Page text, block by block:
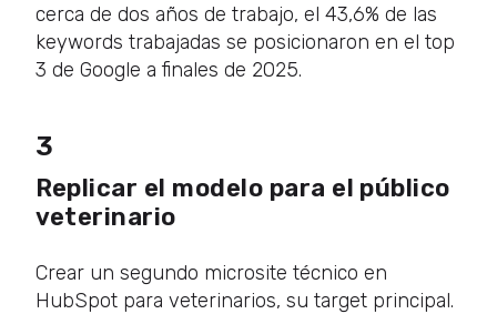
cerca de dos años de trabajo, el 43,6% de las
keywords trabajadas se posicionaron en el top
3 de Google a finales de 2025.
3
Replicar el modelo para el público
veterinario
Crear un segundo microsite técnico en
HubSpot para veterinarios, su target principal.